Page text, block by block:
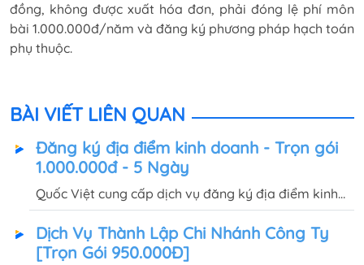
đồng, không được xuất hóa đơn, phải đóng lệ phí môn
bài 1.000.000đ/năm và đăng ký phương pháp hạch toán
phụ thuộc.
BÀI VIẾT LIÊN QUAN
Đăng ký địa điểm kinh doanh - Trọn gói
1.000.000đ - 5 Ngày
Quốc Việt cung cấp dịch vụ đăng ký địa điểm kinh
doanh trọn gói chỉ 1.000.000đ, hoàn tất thủ tục và
bàn giao Giấy chứng nhận địa điểm kinh doanh sau
5 ngày
Dịch Vụ Thành Lập Chi Nhánh Công Ty
[Trọn Gói 950.000Đ]